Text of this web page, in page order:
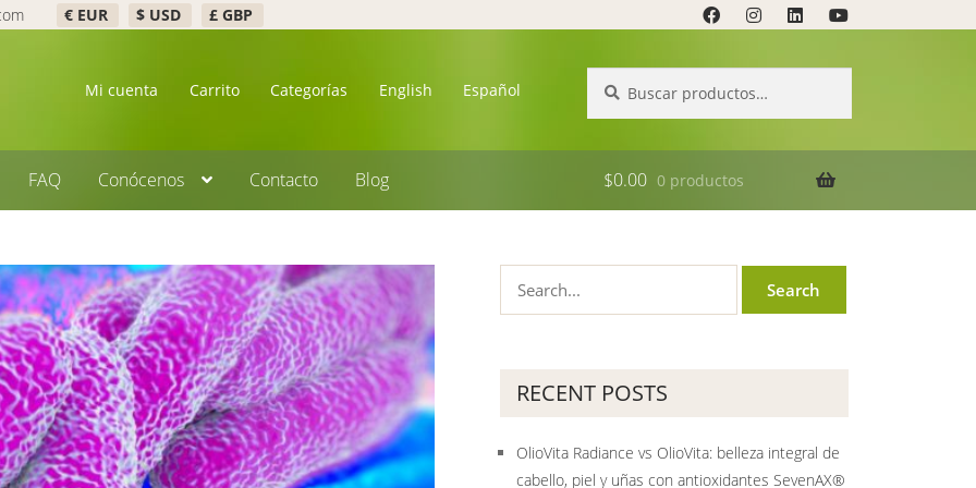
€ EUR $ USD £ GBP
Mi cuenta Carrito Categorías English Español
por:
FAQ Conócenos Contacto Blog $0.00 0 productos
RECENT POSTS
OlioVita Radiance vs OlioVita: belleza integral de
cabello, piel y uñas con antioxidantes SevenAX®